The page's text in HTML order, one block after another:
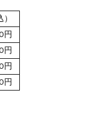
円
円
円
円